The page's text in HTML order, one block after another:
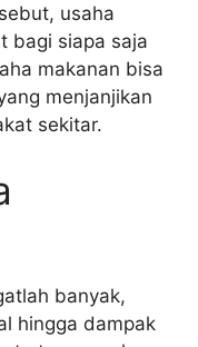
usaha
bagi siapa saja
makanan bisa
menjanjikan
sekitar.
banyak,
hingga dampak